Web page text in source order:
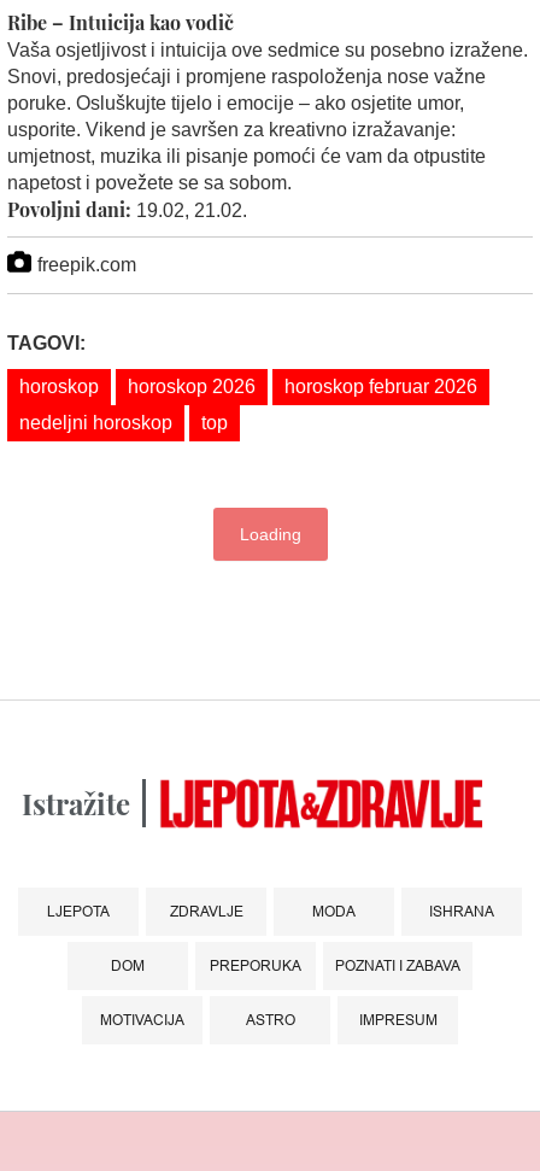
Ribe – Intuicija kao vodič
Vaša osjetljivost i intuicija ove sedmice su posebno izražene.
Snovi, predosjećaji i promjene raspoloženja nose važne
poruke. Osluškujte tijelo i emocije – ako osjetite umor,
usporite. Vikend je savršen za kreativno izražavanje:
umjetnost, muzika ili pisanje pomoći će vam da otpustite
napetost i povežete se sa sobom.
Povoljni dani: 19.02, 21.02.
freepik.com
TAGOVI:
horoskop horoskop 2026
horoskop februar 2026
nedeljni horoskop
top
Loading
Istražite
LJEPOTA ZDRAVLJE MODA ISHRANA
DOM PREPORUKA POZNATI I ZABAVA
MOTIVACIJA ASTRO IMPRESUM